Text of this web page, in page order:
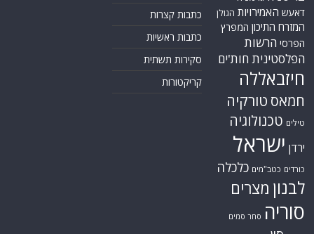
דאעש האמירויות הגולן
המזרח התיכון המפרץ
הפרסי הרשות
הפלסטינית חות'ים
חיזבאללה
חמאס טורקיה
טילים טכנולוגיה
ירדן ישראל
כורדים כטב"מים כלכלה
לבנון מצרים
סוריה סחר סמים
כתבות קצרות
כתבות ראשיות
סקירות תשתית
קריקטורות